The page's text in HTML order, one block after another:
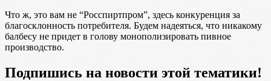
Что ж, это вам не “Росспиртпром”, здесь конкуренция за
благосклонность потребителя. Будем надеяться, что никакому
балбесу не придет в голову монополизировать пивное
производство.
Подпишись на новости этой тематики!